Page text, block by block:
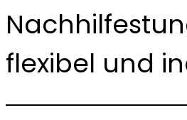
flexibel und